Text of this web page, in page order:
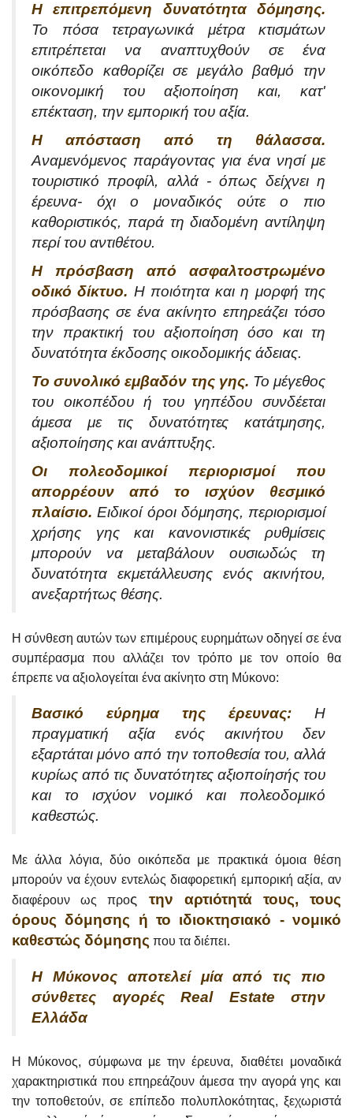
Η επιτρεπόμενη δυνατότητα δόμησης.
Το πόσα τετραγωνικά μέτρα κτισμάτων
επιτρέπεται να αναπτυχθούν σε ένα
οικόπεδο καθορίζει σε μεγάλο βαθμό την
οικονομική του αξιοποίηση και, κατ'
επέκταση, την εμπορική του αξία.
Η απόσταση από τη θάλασσα.
Αναμενόμενος παράγοντας για ένα νησί με
τουριστικό προφίλ, αλλά - όπως δείχνει η
έρευνα- όχι ο μοναδικός ούτε ο πιο
καθοριστικός, παρά τη διαδομένη αντίληψη
περί του αντιθέτου.
Η πρόσβαση από ασφαλτοστρωμένο
οδικό δίκτυο. Η ποιότητα και η μορφή της
πρόσβασης σε ένα ακίνητο επηρεάζει τόσο
την πρακτική του αξιοποίηση όσο και τη
δυνατότητα έκδοσης οικοδομικής άδειας.
Το συνολικό εμβαδόν της γης. Το μέγεθος
του οικοπέδου ή του γηπέδου συνδέεται
άμεσα με τις δυνατότητες κατάτμησης,
αξιοποίησης και ανάπτυξης.
Οι πολεοδομικοί περιορισμοί που
απορρέουν από το ισχύον θεσμικό
πλαίσιο. Ειδικοί όροι δόμησης, περιορισμοί
χρήσης γης και κανονιστικές ρυθμίσεις
μπορούν να μεταβάλουν ουσιωδώς τη
δυνατότητα εκμετάλλευσης ενός ακινήτου,
ανεξαρτήτως θέσης.
Η σύνθεση αυτών των επιμέρους ευρημάτων οδηγεί σε ένα
συμπέρασμα που αλλάζει τον τρόπο με τον οποίο θα
έπρεπε να αξιολογείται ένα ακίνητο στη Μύκονο:
Βασικό εύρημα της έρευνας: Η
πραγματική αξία ενός ακινήτου δεν
εξαρτάται μόνο από την τοποθεσία του, αλλά
κυρίως από τις δυνατότητες αξιοποίησής του
και το ισχύον νομικό και πολεοδομικό
καθεστώς.
Με άλλα λόγια, δύο οικόπεδα με πρακτικά όμοια θέση
μπορούν να έχουν εντελώς διαφορετική εμπορική αξία, αν
διαφέρουν ως προς την αρτιότητά τους, τους
όρους δόμησης ή το ιδιοκτησιακό - νομικό
καθεστώς δόμησης που τα διέπει.
Η Μύκονος αποτελεί μία από τις πιο
σύνθετες αγορές Real Estate στην
Ελλάδα
Η Μύκονος, σύμφωνα με την έρευνα, διαθέτει μοναδικά
χαρακτηριστικά που επηρεάζουν άμεσα την αγορά γης και
την τοποθετούν, σε επίπεδο πολυπλοκότητας, ξεχωριστά